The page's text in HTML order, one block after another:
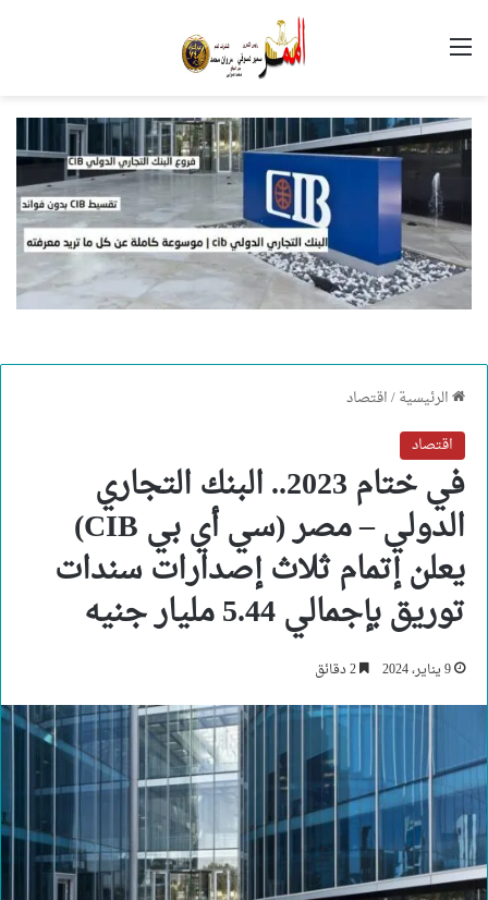
القائمة
الرئيسية/اقتصاد
اقتصاد
في ختام 2023.. البنك التجاري
الدولي – مصر (سي أي بي CIB)
يعلن إتمام ثلاث إصدارات سندات
توريق بإجمالي 5.44 مليار جنيه
9 يناير، 2024